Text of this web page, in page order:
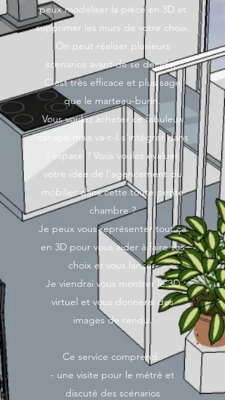
peux modéliser la pièce en 3D et
supprimer les murs de votre choix.
On peut réaliser plusieurs
scénarios avant de se décider.
C'est très efficace et plus sage
que le marteau-burin.
Vous voulez acheter ce fabuleux
canapé mais va-t-il s'intégrer dans
l'espace ? Vous voulez évaluer
votre idée de l'agencement du
mobilier dans cette toute petite
chambre ?
Je peux vous représenter tout ça
en 3D pour vous aider à faire vos
choix et vous lancer.
Je viendrai vous montrer le 3D
virtuel et vous donnerai des
images de rendu.
Ce service comprend :
- une visite pour le métré et
discuté des scénarios